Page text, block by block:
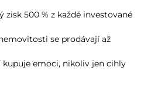
zisk 500 % z každé investované
se prodávají až
kupuje emoci, nikoliv jen cihly